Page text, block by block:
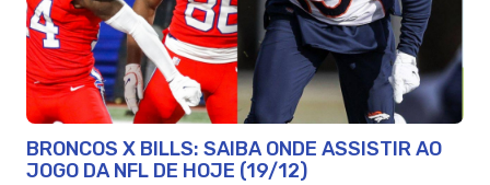
BRONCOS X BILLS: SAIBA ONDE ASSISTIR AO
JOGO DA NFL DE HOJE (19/12)